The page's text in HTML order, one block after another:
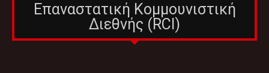
Επαναστατική Κομμουνιστική
Διεθνής (RCI)